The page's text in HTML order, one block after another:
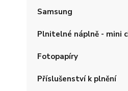
Samsung
Plnitelné náplně - mini
Fotopapíry
Příslušenství k plnění